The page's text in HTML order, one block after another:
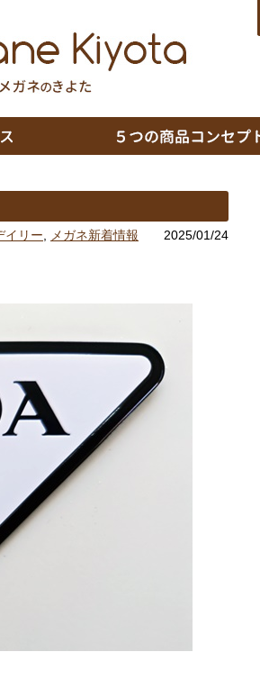
イリー メガネ新着情報 2025/01/24